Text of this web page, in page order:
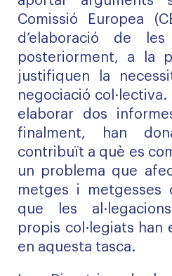
Comissió Europea
d’elaboració de
posteriorment, a la
justifiquen la
negociació
elaborar dos
finalment, han
contribuït a què es
un problema que
metges i metgesses
que les
propis col·legiats han
en aquesta tasca.